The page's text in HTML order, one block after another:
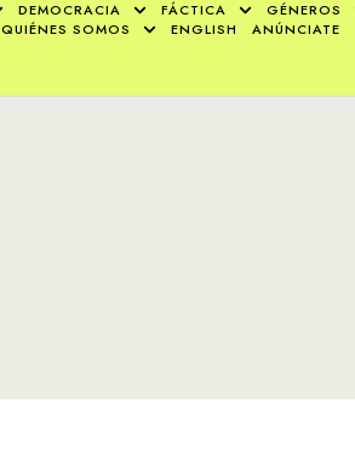
DEMOCRACIA FÁCTICA GÉNEROS
QUIÉNES SOMOS
ENGLISH ANÚNCIATE